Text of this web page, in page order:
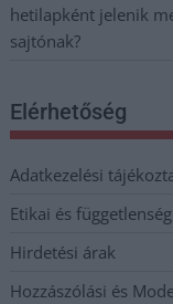
hetilapként jelenik
sajtónak?
Elérhetőség
Adatkezelési
Etikai és
Hirdetési árak
Hozzászólási és